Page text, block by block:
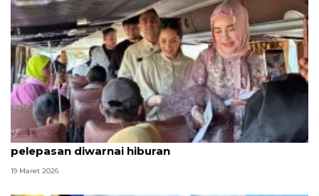
Raffi Ahmad lepas 400 pemudik dari TMII,
pelepasan diwarnai hiburan
19 Maret 2026